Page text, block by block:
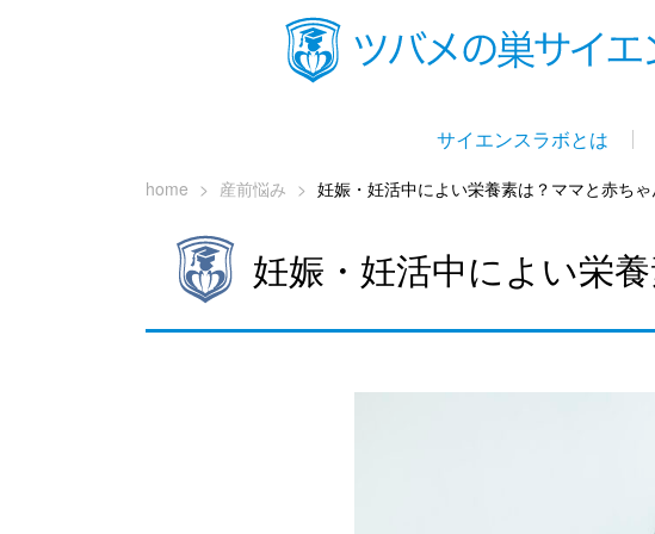
サイエンスラボとは
home > 産前悩み > 妊娠・妊活中によい栄養素は？ママと赤ち
妊娠・妊活中によい栄